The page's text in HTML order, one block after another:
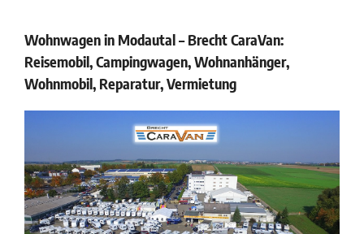
Wohnwagen in Modautal – Brecht CaraVan:
Reisemobil, Campingwagen, Wohnanhänger,
Wohnmobil, Reparatur, Vermietung